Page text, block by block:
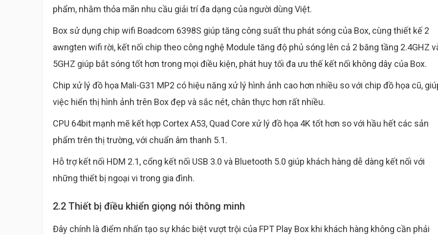
phẩm, nhằm thỏa mãn nhu cầu giải trí đa dạng của người dùng Việt.
Box sử dụng chip wifi Boadcom 6398S giúp tăng công suất thu phát sóng của Box, cùng thiết kế 2
awngten wifi rời, kết nối chip theo công nghệ Module tăng độ phủ sóng lên cả 2 băng tầng 2.4GHZ
5GHZ giúp bắt sóng tốt hơn trong mọi điều kiện, phát huy tối đa ưu thế kết nối không dây của Box.
Chip xử lý đồ họa Mali-G31 MP2 có hiệu năng xử lý hình ảnh cao hơn nhiều so với chip đồ họa cũ,
việc hiển thị hình ảnh trên Box đẹp và sắc nét, chân thực hơn rất nhiều.
CPU 64bit mạnh mẽ kết hợp Cortex A53, Quad Core xử lý đồ họa 4K tốt hơn so với hầu hết các sản
phẩm trên thị trường, với chuẩn âm thanh 5.1.
Hỗ trợ kết nối HDM 2.1, cổng kết nối USB 3.0 và Bluetooth 5.0 giúp khách hàng dễ dàng kết nối với
những thiết bị ngoại vi trong gia đình.
2.2 Thiết bị điều khiển giọng nói thông minh
Đây chính là điểm nhấn tạo sự khác biệt vượt trội của FPT Play Box khi khách hàng không cần phải